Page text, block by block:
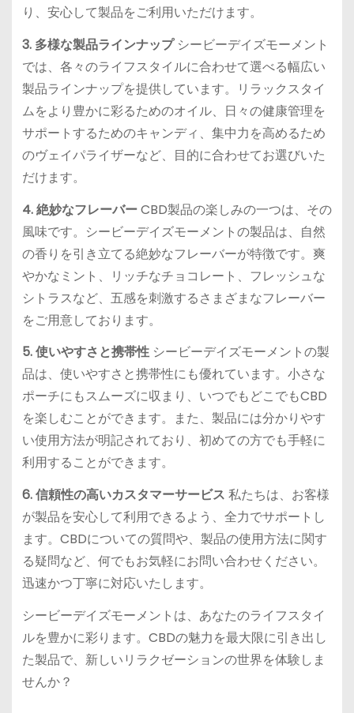
り、安心して製品をご利用いただけます。
3. 多様な製品ラインナップシービーデイズモーメント
では、各々のライフスタイルに合わせて選べる幅広い
製品ラインナップを提供しています。リラックスタイ
ムをより豊かに彩るためのオイル、日々の健康管理を
サポートするためのキャンディ、集中力を高めるため
のヴェイパライザーなど、目的に合わせてお選びいた
だけます。
4. 絶妙なフレーバーCBD製品の楽しみの一つは、その
風味です。シービーデイズモーメントの製品は、自然
の香りを引き立てる絶妙なフレーバーが特徴です。爽
やかなミント、リッチなチョコレート、フレッシュな
シトラスなど、五感を刺激するさまざまなフレーバー
をご用意しております。
5. 使いやすさと携帯性シービーデイズモーメントの製
品は、使いやすさと携帯性にも優れています。小さな
ポーチにもスムーズに収まり、いつでもどこでもCBD
を楽しむことができます。また、製品には分かりやす
い使用方法が明記されており、初めての方でも手軽に
利用することができます。
6. 信頼性の高いカスタマーサービス 私たちは、お客様
が製品を安心して利用できるよう、全力でサポートし
ます。CBDについての質問や、製品の使用方法に関す
る疑問など、何でもお気軽にお問い合わせください。
迅速かつ丁寧に対応いたします。
シービーデイズモーメントは、あなたのライフスタイ
ルを豊かに彩ります。CBDの魅力を最大限に引き出し
た製品で、新しいリラクゼーションの世界を体験しま
せんか？